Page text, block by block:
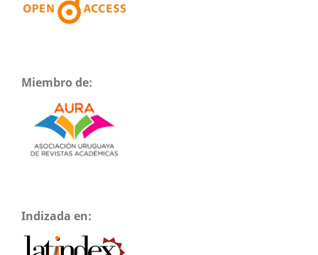
Miembro de:
Indizada en: